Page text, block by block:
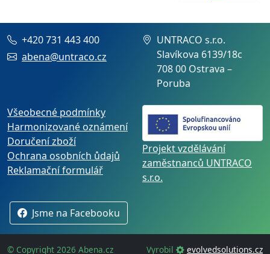
+420 731 443 400
abena@untraco.cz
UNTRACO s.r.o.
Slavíkova 6139/18c
708 00 Ostrava –
Poruba
Všeobecné podmínky
Harmonizované oznámení
Doručení zboží
Ochrana osobních ůdajů
Reklamační formulář
Projekt vzdělávání
zaměstnanců UNTRACO
s.r.o.
Jsme na Facebooku
© Copyright 2026 Abena.cz Vyrobil evolvedsolutions.cz